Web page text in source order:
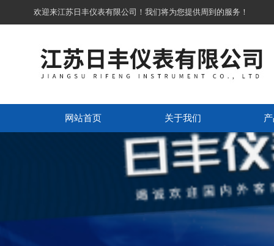
欢迎来江苏日丰仪表有限公司！我们将为您提供周到的服务！
网站首页 关于我们